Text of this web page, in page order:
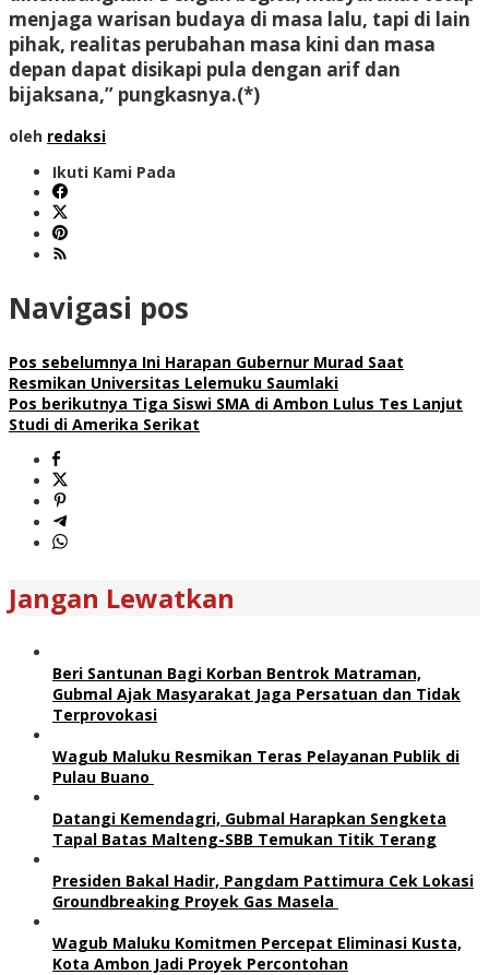
menjaga warisan budaya di masa lalu, tapi di lain
pihak, realitas perubahan masa kini dan masa
depan dapat disikapi pula dengan arif dan
bijaksana,” pungkasnya.(*)
oleh redaksi
Ikuti Kami Pada
Navigasi pos
Pos sebelumnya Ini Harapan Gubernur Murad Saat
Resmikan Universitas Lelemuku Saumlaki
Pos berikutnya Tiga Siswi SMA di Ambon Lulus Tes Lanjut
Studi di Amerika Serikat
Jangan Lewatkan
Beri Santunan Bagi Korban Bentrok Matraman,
Gubmal Ajak Masyarakat Jaga Persatuan dan Tidak
Terprovokasi
Wagub Maluku Resmikan Teras Pelayanan Publik di
Pulau Buano
Datangi Kemendagri, Gubmal Harapkan Sengketa
Tapal Batas Malteng-SBB Temukan Titik Terang
Presiden Bakal Hadir, Pangdam Pattimura Cek Lokasi
Groundbreaking Proyek Gas Masela
Wagub Maluku Komitmen Percepat Eliminasi Kusta,
Kota Ambon Jadi Proyek Percontohan